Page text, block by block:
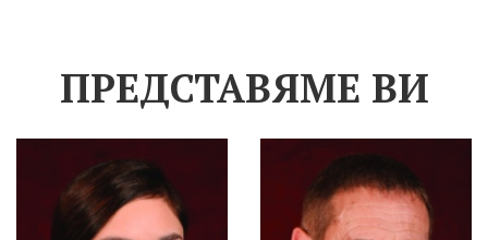
ПРЕДСТАВЯМЕ ВИ